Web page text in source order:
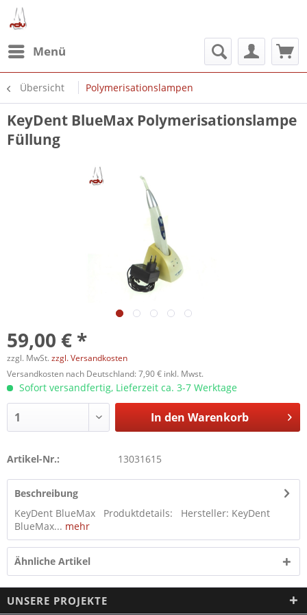
Menü
Übersicht Polymerisationslampen
KeyDent BlueMax Polymerisationslampe
Füllung
59,00 € *
zzgl. MwSt. zzgl. Versandkosten
Versandkosten nach Deutschland: 7,90 € inkl. Mwst.
Sofort versandfertig, Lieferzeit ca. 3-7 Werktage
In den Warenkorb
Artikel-Nr.: 13031615
Beschreibung
KeyDent BlueMax Produktdetails: Hersteller: KeyDent
BlueMax... mehr
Ähnliche Artikel
UNSERE PROJEKTE